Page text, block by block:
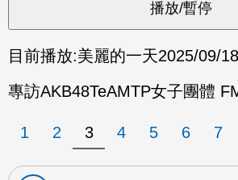
目前播放:美麗的一天2025/09/18
專訪AKB48TeAMTP女子團體
1 2 3 4 5 6 7